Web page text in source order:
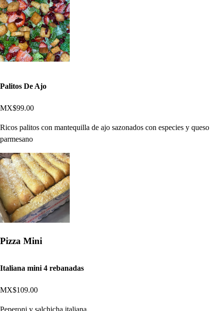
Palitos De Ajo
MX$99.00
Ricos palitos con mantequilla de ajo sazonados con especies y queso
parmesano
Pizza Mini
Italiana mini 4 rebanadas
MX$109.00